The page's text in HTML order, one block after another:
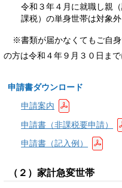
令和３年４月に就職し親
課税）の単身世帯は対象外
※書類が届かなくてもご自
の方は令和４年９月３０日まで
申請書ダウンロード
申請案内
申請書（非課税要申請）
申請書（記入例）
（２）家計急変世帯